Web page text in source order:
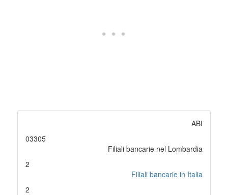
ABI
03305
Filiali bancarie nel Lombardia
2
Filiali bancarie in Italia
2